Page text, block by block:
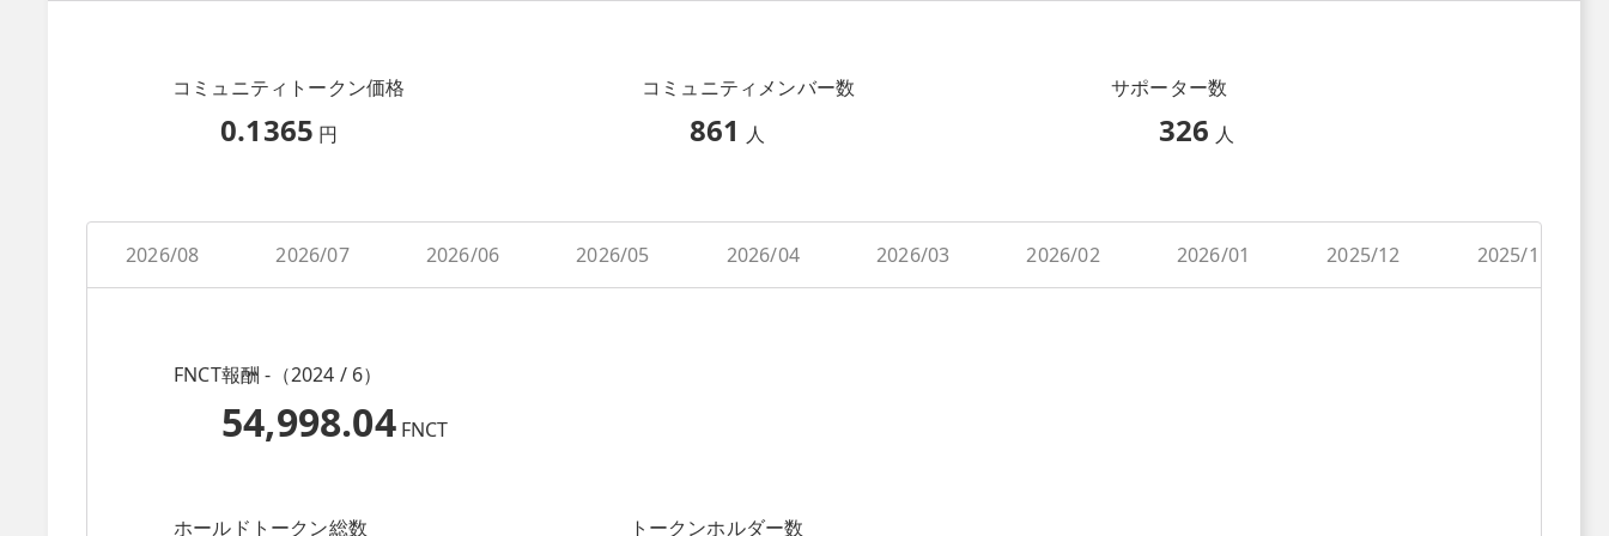
コミュニティトークン価格
0.1365 円
コミュニティメンバー数
861 人
サポーター数
326 人
2026/08 2026/07 2026/06 2026/05 2026/04 2026/03 2026/02 2026/01 2025/12 2025/11
FNCT報酬 -（2024 / 6）
54,998.04 FNCT
ホールドトークン総数 トークンホルダー数